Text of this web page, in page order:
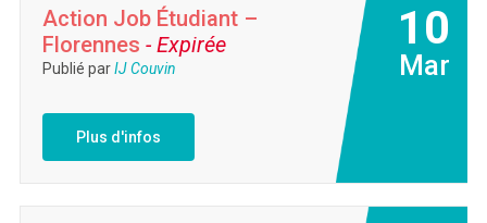
Action Job Étudiant –
Florennes - Expirée
Publié par IJ Couvin
Plus d'infos
10
Mar